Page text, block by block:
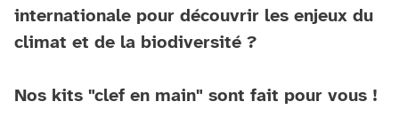
internationale pour découvrir les enjeux du
climat et de la biodiversité ?
Nos kits "clef en main" sont fait pour vous !